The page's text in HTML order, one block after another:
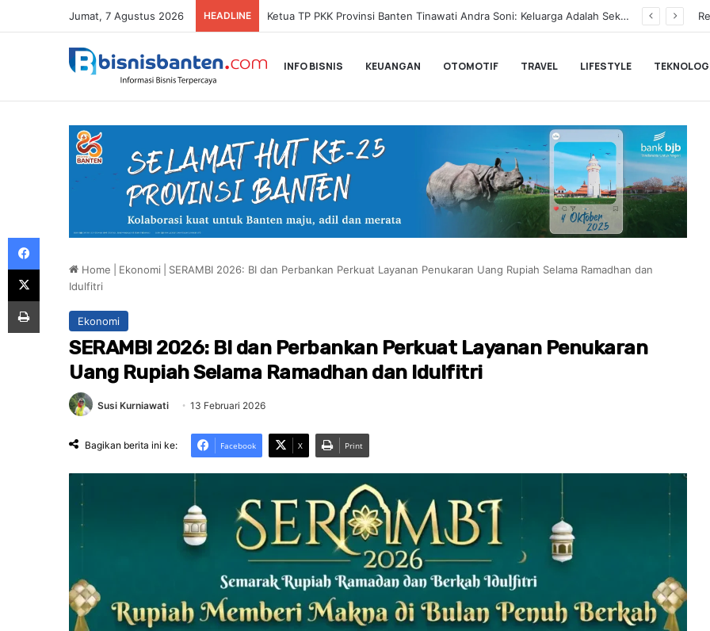
Jumat, 7 Agustus 2026 HEADLINE BLACKPINK Gelar Meet & Greet Spesial Rayakan Anniversary ke-10, Ini Syarat dan Jadwalnya
INFO BISNIS KEUANGAN OTOMOTIF TRAVEL LIFESTYLE
Home Ekonomi
SERAMBI 2026: BI dan Perbankan Perkuat Layanan Penukaran Uang Rupiah Selama Ramadhan dan
Idulfitri
Ekonomi
SERAMBI 2026: BI dan Perbankan Perkuat Layanan Penukaran
Uang Rupiah Selama Ramadhan dan Idulfitri
Susi Kurniawati 13 Februari 2026
Bagikan berita ini ke: Facebook X Print
Facebook